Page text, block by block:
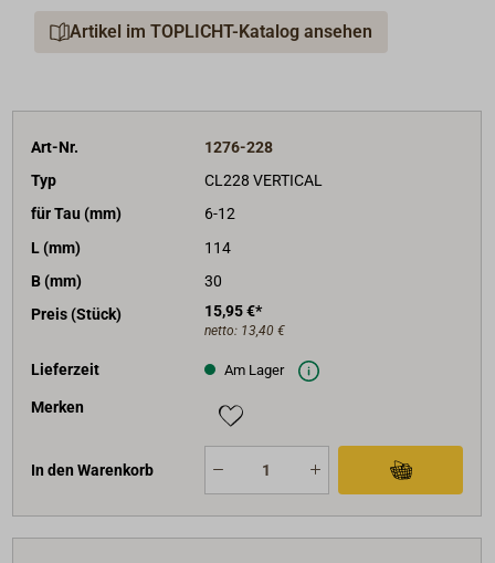
Artikel im TOPLICHT-Katalog ansehen
Art-Nr.
1276-228
Typ
CL228 VERTICAL
für Tau (mm)
6-12
L (mm)
114
B (mm)
30
Preis (Stück)
15,95 €*
netto: 13,40 €
Lieferzeit Am Lager
Merken
In den Warenkorb